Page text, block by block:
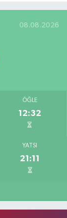
08.08.2026
ÖĞLE
12:32
YATSI
21:11